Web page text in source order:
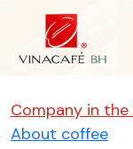
Company in the
About coffee